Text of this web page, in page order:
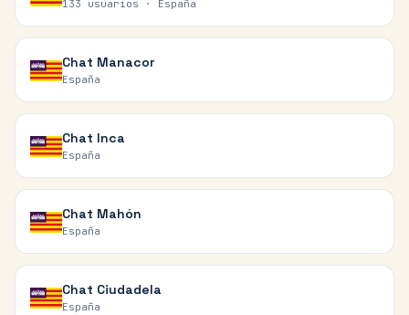
133 usuarios · España
Chat Manacor
España
Chat Inca
España
Chat Mahón
España
Chat Ciudadela
España